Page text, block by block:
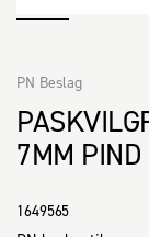
7MM PIND
PN Beslag
1649565